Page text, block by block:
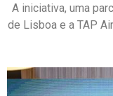
A iniciativa, uma
de Lisboa e a TAP